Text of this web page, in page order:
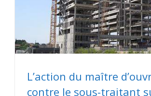
L’action du maître
contre le sous-traitant